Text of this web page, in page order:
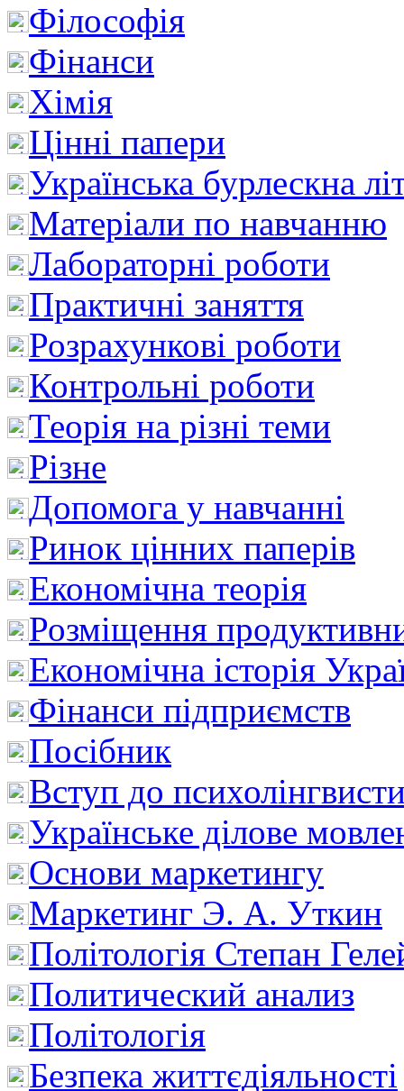
Філософія
Фінанси
Хімія
Цінні папери
Українська бурлескна
Матеріали по навчанню
Лабораторні роботи
Практичні заняття
Розрахункові роботи
Контрольні роботи
Теорія на різні теми
Різне
Допомога у навчанні
Ринок цінних паперів
Економічна теорія
Розміщення
Економічна історія
Фінанси підприємств
Посібник
Вступ до
Українське ділове
Основи маркетингу
Маркетинг Э. А. Уткин
Політологія Степан
Политический анализ
Політологія
Безпека життєдіяльності